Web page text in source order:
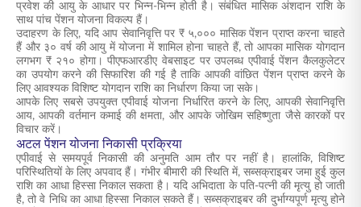
प्रवेश की आयु के आधार पर भिन्न-भिन्न होती है। संबंधित मासिक अंशदान राशि के
साथ पांच पेंशन योजना विकल्प हैं।
उदाहरण के लिए, यदि आप सेवानिवृत्ति पर ₹ ५,००० मासिक पेंशन प्राप्त करना चाहते
हैं और ३० वर्ष की आयु में योजना में शामिल होना चाहते हैं, तो आपका मासिक योगदान
लगभग ₹ २१० होगा। पीएफआरडीए वेबसाइट पर उपलब्ध एपीवाई पेंशन कैलकुलेटर
का उपयोग करने की सिफारिश की गई है ताकि आपकी वांछित पेंशन प्राप्त करने के
लिए आवश्यक विशिष्ट योगदान राशि का निर्धारण किया जा सके।
आपके लिए सबसे उपयुक्त एपीवाई योजना निर्धारित करने के लिए, आपकी सेवानिवृत्ति
आय, आपकी वर्तमान कमाई की क्षमता, और आपके जोखिम सहिष्णुता जैसे कारकों पर
विचार करें।
अटल पेंशन योजना निकासी प्रक्रिया
एपीवाई से समयपूर्व निकासी की अनुमति आम तौर पर नहीं है। हालांकि, विशिष्ट
परिस्थितियों के लिए अपवाद हैं। गंभीर बीमारी की स्थिति में, सब्सक्राइबर जमा हुई कुल
राशि का आधा हिस्सा निकाल सकता है। यदि अभिदाता के पति-पत्नी की मृत्यु हो जाती
है, तो वे निधि का आधा हिस्सा निकाल सकते हैं। सब्सक्राइबर की दुर्भाग्यपूर्ण मृत्यु होने